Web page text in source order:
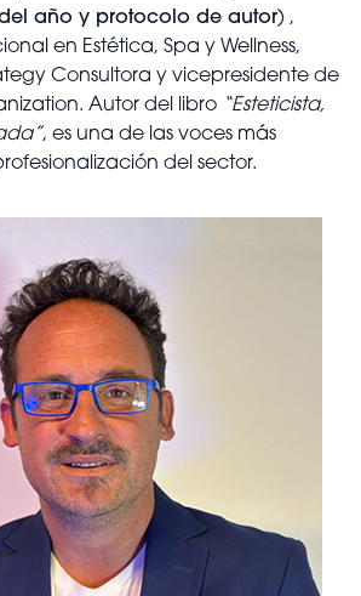
año y protocolo de autor) ,
en Estética, Spa y Wellness,
Consultora y vicepresidente de
Autor del libro “Esteticista,
, es una de las voces más
del sector.